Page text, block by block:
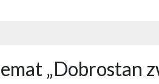
„Dobrostan